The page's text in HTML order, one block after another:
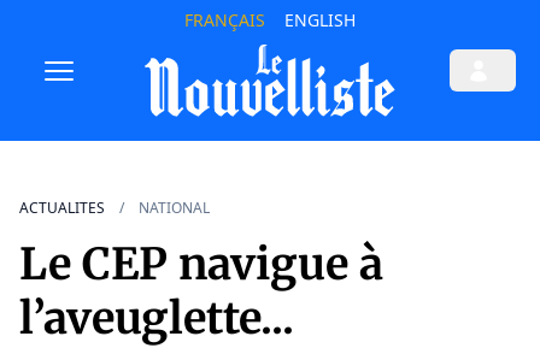
FRANÇAIS ENGLISH
ACTUALITES NATIONAL
Le CEP navigue à
l’aveuglette...